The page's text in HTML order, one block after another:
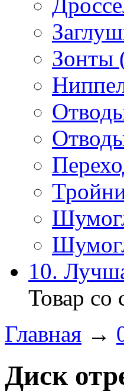
Зонты
10.
Товар со
Главная →
Диск